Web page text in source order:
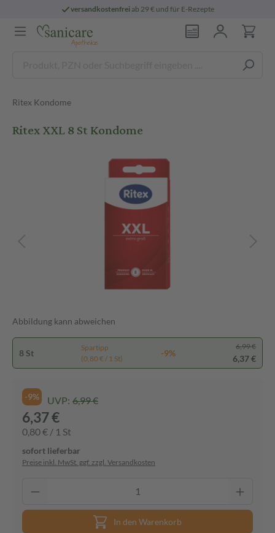
versandkostenfreiab 29 € und für E-Rezepte
Ritex Kondome
Ritex XXL 8 St Kondome
Abbildung kann abweichen
8 St
Spartipp
(0,80 € / 1 St)
-9%
6,99 €
6,37 €
-9% UVP: 6,99 €
6,37 €
0,80 € / 1 St
sofort lieferbar
Preise inkl. MwSt. ggf. zzgl. Versandkosten
In den Warenkorb